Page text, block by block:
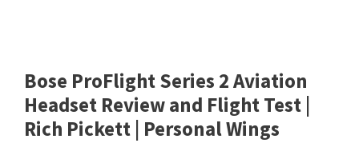
Bose ProFlight Series 2 Aviation
Headset Review and Flight Test |
Rich Pickett | Personal Wings